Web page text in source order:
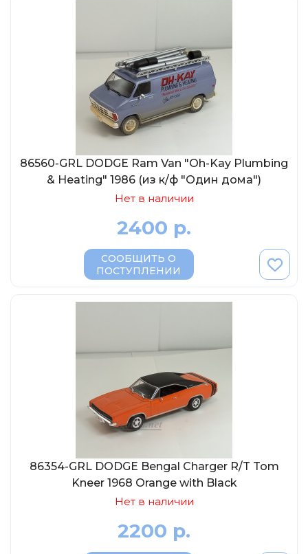
86560-GRL DODGE Ram Van "Oh-Kay Plumbing
& Heating" 1986 (из к/ф "Один дома")
Нет в наличии
2400 р.
СООБЩИТЬ О
ПОСТУПЛЕНИИ
86354-GRL DODGE Bengal Charger R/T Tom
Kneer 1968 Orange with Black
Нет в наличии
2200 р.